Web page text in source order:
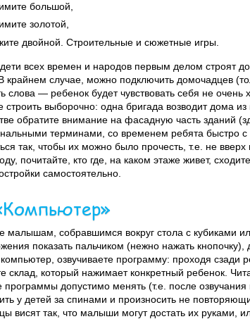
большой,
золотой,
двойной. Строительные и сюжетные игры.
дети всех времен и народов первым делом строят
случае, можно подключить домочадцев
слова — ребенок будет чувствовать себя не
строить выборочно: одна бригада возводит дома
обратите внимание на фасадную часть зданий
терминами, со временем ребята быстро
так, чтобы их можно было прочесть, т.е. не
почитайте, кто где, на каком этаже живет,
самостоятельно.
малышам, собравшимся вокруг стола с кубиками
показать пальчиком (нежно нажать
озвучиваете программу: проходя сзади
склад, который нажимает конкретный ребенок.
программы допустимо менять (т.е. после
у детей за спинами и произносить не
висят так, что малыши могут достать их руками,